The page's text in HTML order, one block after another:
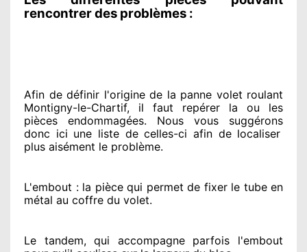
rencontrer des problèmes :
Afin de définir l'originede la panne volet roulant
Montigny-le-Chartif, il faut repérer la ou les
pièces endommagées. Nous vous suggérons
donc ici une liste de celles-ci afin de localiser
plus aisément le problème.
L'embout : la pièce qui permet de fixer le tube en
métal au coffre du volet.
Le tandem, qui accompagne parfois l'embout